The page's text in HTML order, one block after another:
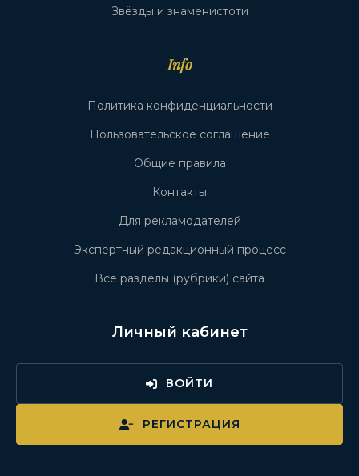
Звёзды и знаменистоти
Info
Политика конфиденциальности
Пользовательское соглашение
Общие правила
Контакты
Для рекламодателей
Экспертный редакционный процесс
Все разделы (рубрики) сайта
Личный кабинет
ВОЙТИ
РЕГИСТРАЦИЯ